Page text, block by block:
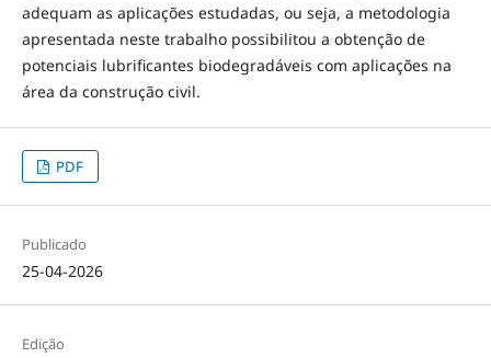
adequam as aplicações estudadas, ou seja, a metodologia
apresentada neste trabalho possibilitou a obtenção de
potenciais lubrificantes biodegradáveis com aplicações na
área da construção civil.
PDF
Publicado
25-04-2026
Edição